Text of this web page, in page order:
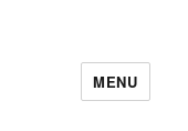
MENU